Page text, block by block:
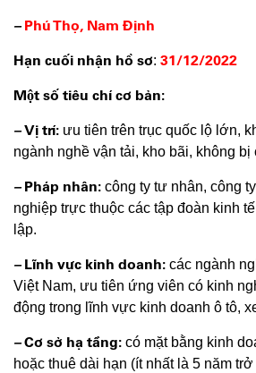
–Phú Thọ, Nam Định
Hạn cuối nhận hồ sơ: 31/12/2022
Một số tiêu chí cơ bản:
–Vị trí: ưu tiên trên trục quốc lộ lớn,
ngành nghề vận tải, kho bãi, không bị
–Pháp nhân: công ty tư nhân, công
nghiệp trực thuộc các tập đoàn kinh
lập.
–Lĩnh vực kinh doanh: các ngành
Việt Nam, ưu tiên ứng viên có kinh
động trong lĩnh vực kinh doanh ô tô,
–Cơ sở hạ tầng: có mặt bằng kinh
hoặc thuê dài hạn (ít nhất là 5 năm